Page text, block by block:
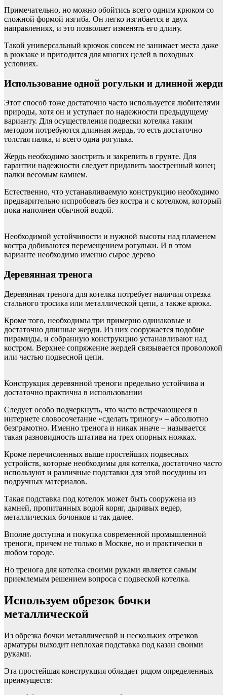
Примечательно, но можно обойтись всего одним крюком со
сложной формой изгиба. Он легко изгибается в двух
направлениях, и это позволяет изменять его длину.
Такой универсальный крючок совсем не занимает места даже
в рюкзаке и пригодится для многих целей в походных
условиях.
Использование одной рогульки и длинной жерди
Этот способ тоже достаточно часто используется любителями
природы, хотя он и уступает по надежности предыдущему
варианту. Для осуществления подвески котелка таким
методом потребуются длинная жердь, то есть достаточно
толстая палка, и всего одна рогулька.
Жердь необходимо заострить и закрепить в грунте. Для
гарантии надежности следует придавить заостренный конец
палки весомым камнем.
Естественно, что устанавливаемую конструкцию необходимо
предварительно испробовать без костра и с котелком, который
пока наполнен обычной водой.
Необходимой устойчивости и нужной высоты над пламенем
костра добиваются перемещением рогульки. И в этом
варианте необходимо именно сырое дерево
Деревянная тренога
Деревянная тренога для котелка потребует наличия отрезка
стального тросика или металлической цепи, а также крюка.
Кроме того, необходимы три примерно одинаковые и
достаточно длинные жерди. Из них сооружается подобие
пирамиды, и собранную конструкцию устанавливают над
костром. Верхнее сопряжение жердей связывается проволокой
или частью подвесной цепи.
Конструкция деревянной треноги предельно устойчива и
достаточно практична в использовании
Следует особо подчеркнуть, что часто встречающееся в
интернете словосочетание «сделать триногу» – абсолютно
безграмотно. Именно тренога и никак иначе – называется
такая разновидность штатива на трех опорных ножках.
Кроме перечисленных выше простейших подвесных
устройств, которые необходимы для котелка, достаточно часто
используют и различные подставки для этой посудины из
подручных материалов.
Такая подставка под котелок может быть сооружена из
камней, пропитанных водой коряг, дырявых ведер,
металлических бочонков и так далее.
Вполне доступна и покупка современной промышленной
треноги, причем не только в Москве, но и практически в
любом городе.
Но тренога для котелка своими руками является самым
приемлемым решением вопроса с подвеской котелка.
Используем обрезок бочки
металлической
Из обрезка бочки металлической и нескольких отрезков
арматуры выходит неплохая подставка под казан своими
руками.
Эта простейшая конструкция обладает рядом определенных
преимуществ: